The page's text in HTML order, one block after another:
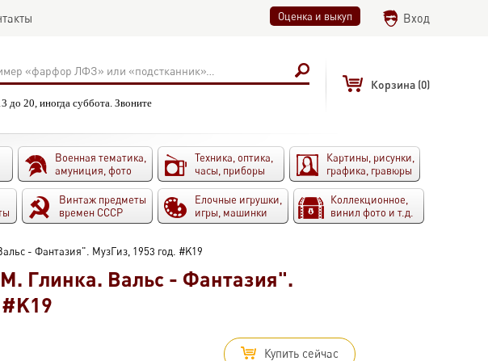
Оценка и выкуп Вход
до 20, иногда суббота. Звоните
Корзина (0)
Военная тематика,
амуниция, фото
Техника, оптика,
часы, приборы
Картины, рисунки,
графика, гравюры
Винтаж предметы
времен СССР
Елочные игрушки,
игры, машинки
Коллекционное,
винил фото и т.д.
- Фантазия". МузГиз, 1953 год. #K19
Глинка. Вальс - Фантазия".
Купить сейчас